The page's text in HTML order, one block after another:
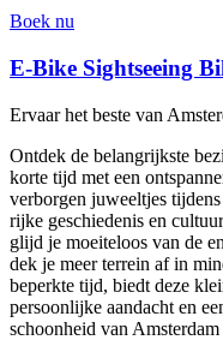
Boek nu
E-Bike Sightseeing
Ervaar het beste van
Ontdek de belangrijkste
korte tijd met een
verborgen juweeltjes
rijke geschiedenis en
glijd je moeiteloos van de
dek je meer terrein af in
beperkte tijd, biedt deze
persoonlijke aandacht en
schoonheid van Amsterdam